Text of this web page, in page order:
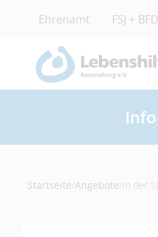
Ehrenamt FSJ + BFD
Startseite/Angebote/In der